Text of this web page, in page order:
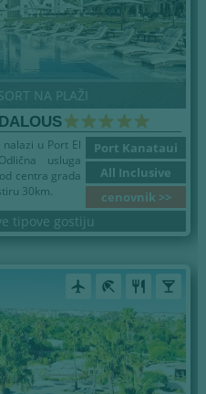
NA PLAŽI
Port Kanataui
All Inclusive
cenovnik >>
u Port El
usluga
centra grada
30km.
tipove gostiju
airplanemode_active beach_access restaurant local_bar